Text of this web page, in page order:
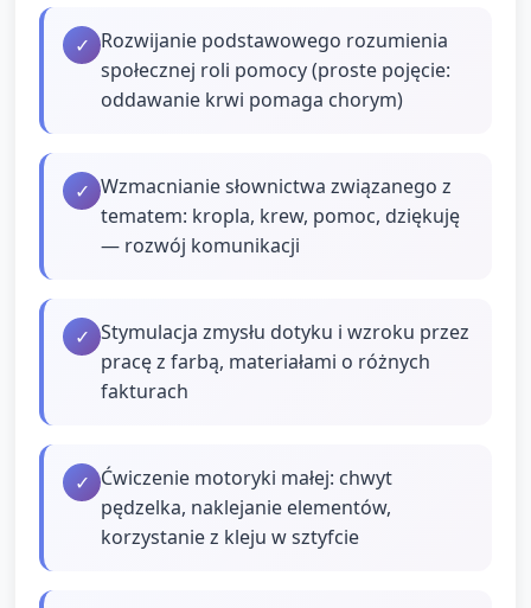
✓ Rozwijanie podstawowego rozumienia
społecznej roli pomocy (proste pojęcie:
oddawanie krwi pomaga chorym)
✓ Wzmacnianie słownictwa związanego z
tematem: kropla, krew, pomoc, dziękuję
— rozwój komunikacji
✓ Stymulacja zmysłu dotyku i wzroku przez
pracę z farbą, materiałami o różnych
fakturach
✓ Ćwiczenie motoryki małej: chwyt
pędzelka, naklejanie elementów,
korzystanie z kleju w sztyfcie